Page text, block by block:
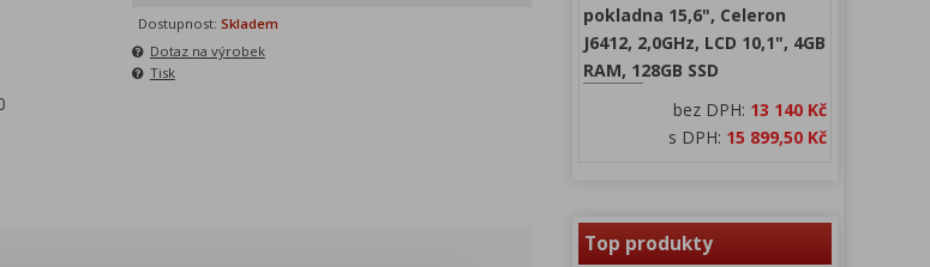
Dostupnost: Skladem
Dotaz na výrobek
Tisk
pokladna 15,6", Celeron
J6412, 2,0GHz, LCD 10,1", 4GB
RAM, 128GB SSD
bez DPH: 13 140 Kč
s DPH: 15 899,50 Kč
Top produkty